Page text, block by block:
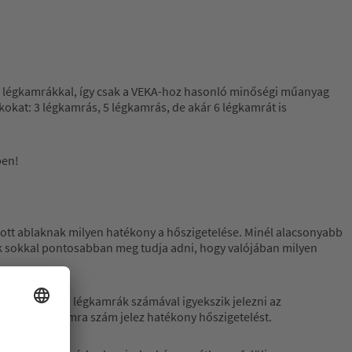
így csak a VEKA-hoz hasonló minőségi műanyag
3 légkamrás, 5 légkamrás, de akár 6 légkamrát is
ablaknak milyen hatékony a hőszigetelése. Minél alacsonyabb
sokkal pontosabban meg tudja adni, hogy valójában milyen
gyártó a légkamrák számával igyekszik jelezni az
légkamra szám jelez hatékony hőszigetelést.